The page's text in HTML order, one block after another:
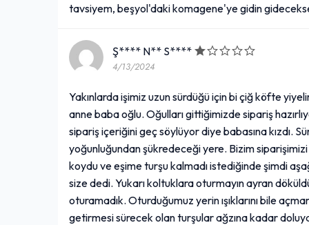
+
995,00₺
+
Ekstra Limon (1 Adet)
23,00₺
(1 Adet)
tavsiyem, beşyol'daki komagene'ye gidin
Ş**** N** S****
4/13/2024
Yakınlarda işimiz uzun sürdüğü için bi çiğ köfte
anne baba oğlu. Oğulları gittiğimizde sipariş
sipariş içeriğini geç söylüyor diye babasına kızdı.
yoğunluğundan şükredeceği yere. Bizim
koydu ve eşime turşu kalmadı istediğinde şimdi
size dedi. Yukarı koltuklara oturmayın ayran
oturamadık. Oturduğumuz yerin ışıklarını bile
getirmesi sürecek olan turşular ağzına kadar